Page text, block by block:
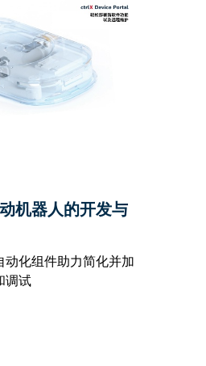
机器人的开发与
化组件助力简化并加
调试